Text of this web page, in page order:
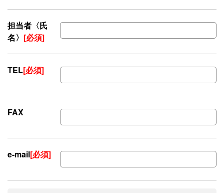
担当者〈氏
名〉 [必須]
TEL[必須]
FAX
e-mail[必須]